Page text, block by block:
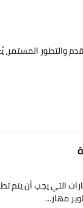
والتطور
التي يجب أن يتم
مهار…